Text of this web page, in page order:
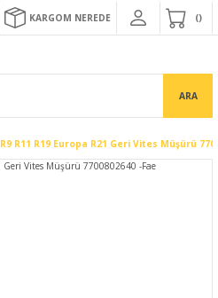
KARGOM NEREDE
ARA
R9 R11 R19 Europa R21 Geri Vites Müşürü